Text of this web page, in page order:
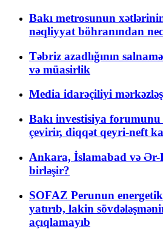
Bakı metrosunun
nəqliyyat böhranından
Təbriz azadlığının
və müasirlik
Media idarəçiliyi
Bakı investisiya
çevirir, diqqət qeyri-neft
Ankara, İslamabad və Ər-
birləşir?
SOFAZ Perunun
yatırıb, lakin
açıqlamayıb